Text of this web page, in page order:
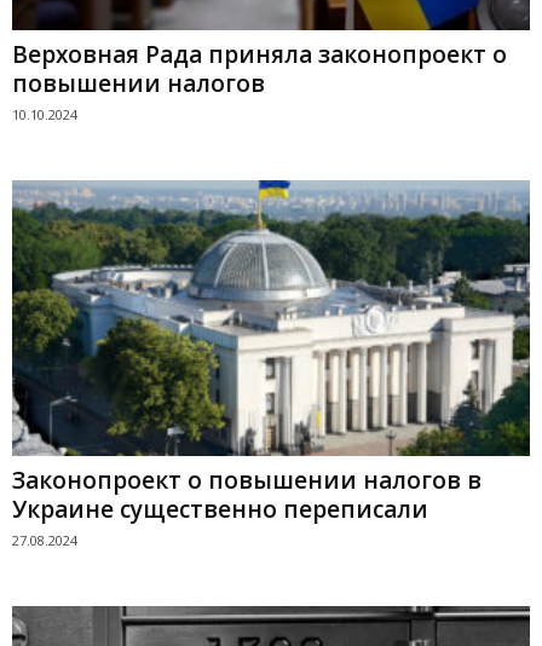
Верховная Рада приняла законопроект о
повышении налогов
10.10.2024
Законопроект о повышении налогов в
Украине существенно переписали
27.08.2024